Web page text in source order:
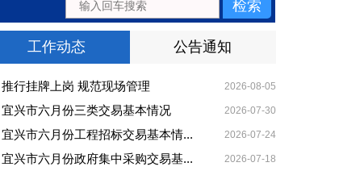
工作动态 公告通知
2026-08-05
推行挂牌上岗 规范现场管理
2026-07-30
宜兴市六月份三类交易基本情况
2026-07-24
宜兴市六月份工程招标交易基本情...
2026-07-18
宜兴市六月份政府集中采购交易基...